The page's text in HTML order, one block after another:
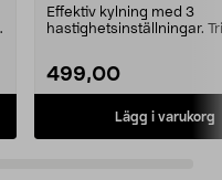
Effektiv kylning med 3
hastighetsinställningar.
499,00
Lägg i varukorg